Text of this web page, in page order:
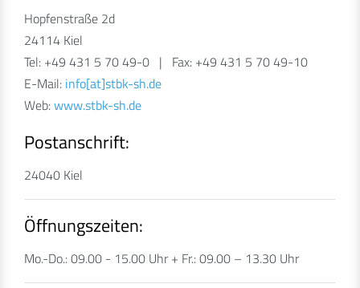
Hopfenstraße 2d
24114 Kiel
Tel: +49 431 5 70 49-0 | Fax: +49 431 5 70 49-10
E-Mail: info[at]stbk-sh.de
Web:www.stbk-sh.de
Postanschrift:
24040 Kiel
Öffnungszeiten:
Mo.-Do.: 09.00 - 15.00 Uhr + Fr.: 09.00 – 13.30 Uhr